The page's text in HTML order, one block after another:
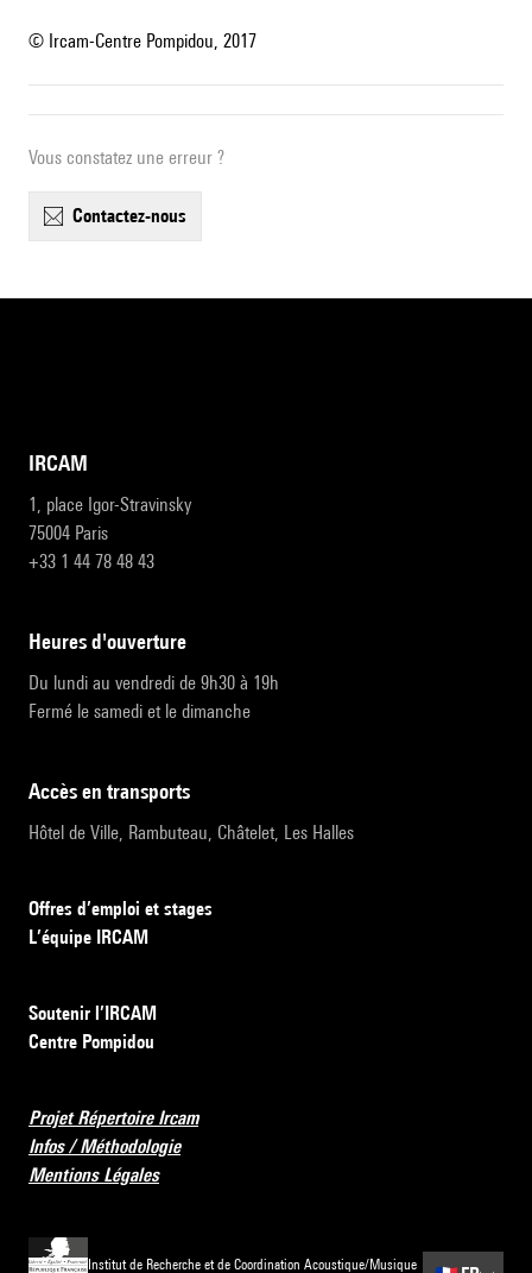
© Ircam-Centre Pompidou, 2017
Vous constatez une erreur ?
contactez-nous
IRCAM
1, place Igor-Stravinsky
75004 Paris
+33 1 44 78 48 43
heures d'ouverture
Du lundi au vendredi de 9h30 à 19h
Fermé le samedi et le dimanche
accès en transports
Hôtel de Ville, Rambuteau, Châtelet, Les Halles
Offres d’emploi et stages
L’équipe IRCAM
Soutenir l’IRCAM
Centre Pompidou
Projet Répertoire Ircam
Infos / Méthodologie
Mentions Légales
Institut de Recherche et de Coordination Acoustique/Musique